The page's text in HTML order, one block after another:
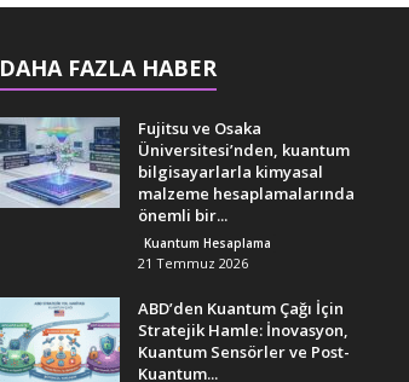
DAHA FAZLA HABER
Fujitsu ve Osaka
Üniversitesi’nden, kuantum
bilgisayarlarla kimyasal
malzeme hesaplamalarında
önemli bir...
Kuantum Hesaplama
21 Temmuz 2026
ABD’den Kuantum Çağı İçin
Stratejik Hamle: İnovasyon,
Kuantum Sensörler ve Post-
Kuantum...